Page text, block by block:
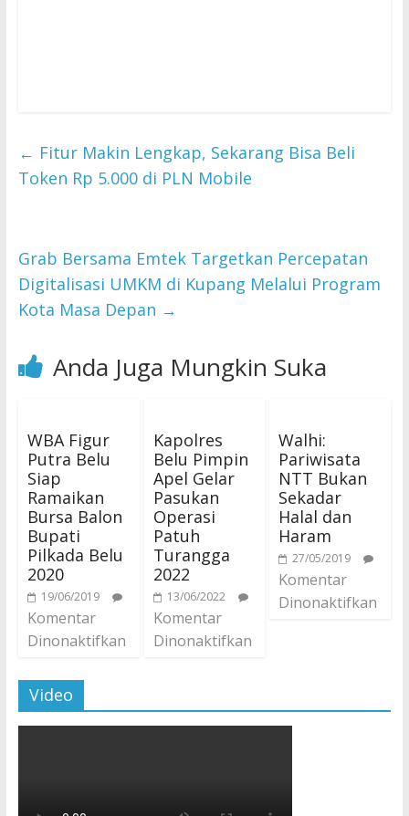
← Fitur Makin Lengkap, Sekarang Bisa Beli
Token Rp 5.000 di PLN Mobile
Grab Bersama Emtek Targetkan Percepatan
Digitalisasi UMKM di Kupang Melalui Program
Kota Masa Depan →
Anda Juga Mungkin Suka
WBA Figur
Putra Belu
Siap
Ramaikan
Bursa Balon
Bupati
Pilkada Belu
2020
19/06/2019
Komentar
Dinonaktifkan
Kapolres
Belu Pimpin
Apel Gelar
Pasukan
Operasi
Patuh
Turangga
2022
13/06/2022
Komentar
Dinonaktifkan
Walhi:
Pariwisata
NTT Bukan
Sekadar
Halal dan
Haram
27/05/2019
Komentar
Dinonaktifkan
Video